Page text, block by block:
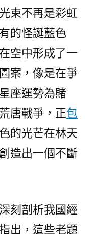
束不再是彩虹
的怪誕藍色
空中形成了一
案，像是在爭
座運勢為賭
唐戰爭，正包
的光芒在林天
造出一個不斷
刻剖析我國經
出，這些老題